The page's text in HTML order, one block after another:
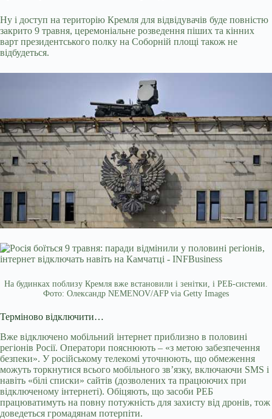
Ну і доступ на територію Кремля для відвідувачів буде повністю
закрито 9 травня, церемоніальне розведення піших та кінних
варт президентського полку на Соборній площі також не
відбудеться.
На будинках поблизу Кремля вже встановили і зенітки, і РЕБ-системи.
Фото: Олександр NEMENOV/AFP via Getty Images
Терміново відключити…
Вже відключено мобільний інтернет приблизно в половині
регіонів Росії. Оператори пояснюють – «з метою забезпечення
безпеки». У російському телекомі уточнюють, що обмеження
можуть торкнутися всього мобільного зв’язку, включаючи SMS і
навіть «білі списки» сайтів (дозволених та працюючих при
відключеному інтернеті). Обіцяють, що засоби РЕБ
працюватимуть на повну потужність для захисту від дронів, тож
доведеться громадянам потерпіти.